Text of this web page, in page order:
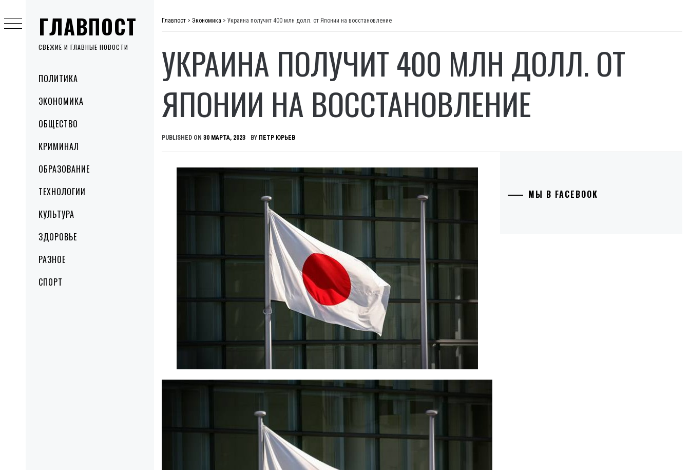
ГЛАВПОСТ
СВЕЖИЕ И ГЛАВНЫЕ НОВОСТИ
MenuПОЛИТИКА
ЭКОНОМИКА
ОБЩЕСТВО
КРИМИНАЛ
ОБРАЗОВАНИЕ
ТЕХНОЛОГИИ
КУЛЬТУРА
ЗДОРОВЬЕ
РАЗНОЕ
СПОРТ
to
content
Главпост > Экономика > Украина получит 400 млн долл. от Японии на восстановление
УКРАИНА ПОЛУЧИТ 400 МЛН ДОЛЛ. ОТ
ЯПОНИИ НА ВОССТАНОВЛЕНИЕ
PUBLISHED ON 30 МАРТА, 2023 BY ПЕТР ЮРЬЕВ
МЫ В FACEBOOK